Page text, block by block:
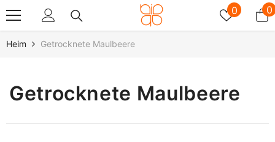
0 00
Heim Getrocknete Maulbeere
Getrocknete Maulbeere